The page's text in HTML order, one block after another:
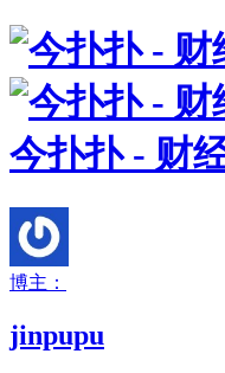
今扑扑 - 财
博主：
jinpupu